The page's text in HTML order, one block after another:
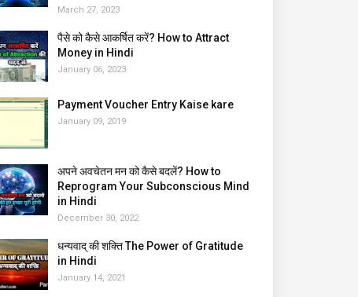
March 27, 2023
पैसे को कैसे आकर्षित करें? How to Attract
Money in Hindi
January 06, 2023
Payment Voucher Entry Kaise kare
January 09, 2019
अपने अवचेतन मन को कैसे बदलें? How to
Reprogram Your Subconscious Mind
in Hindi
December 30, 2022
धन्यवाद् की शक्ति The Power of Gratitude
in Hindi
January 14, 2021